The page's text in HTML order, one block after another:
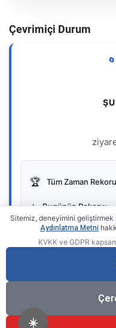
☀️
Çevrimiçi Durum
🏆 Tüm Zaman
⭐ Bugünün Rekoru:
Sitemiz, deneyimini geliştirmek
Aydınlatma Metni
KVKK ve GDPR